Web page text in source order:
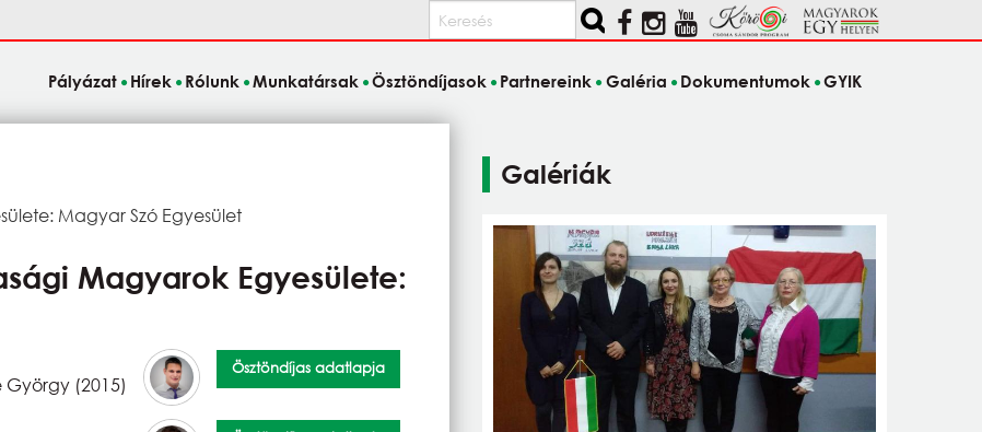
Keresés
Pályázat Hírek Rólunk Munkatársak Ösztöndíjasok Partnereink Galéria Dokumentumok GYIK
Magyar Szó Egyesület
Magyarok Egyesülete:
György (2015)
Ösztöndíjas adatlapja
Galériák